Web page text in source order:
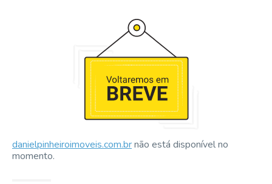
danielpinheiroimoveis.com.brnão está disponível no
momento.